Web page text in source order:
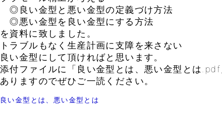
◎良い金型と悪い金型の定義づけ方法
◎悪い金型を良い金型にする方法
を資料に致しました。
トラブルもなく生産計画に支障を来さない
良い金型にして頂ければと思います。
添付ファイルに「良い金型とは、悪い金型とは
ありますのでぜひご一読ください。
良い金型とは、悪い金型とは